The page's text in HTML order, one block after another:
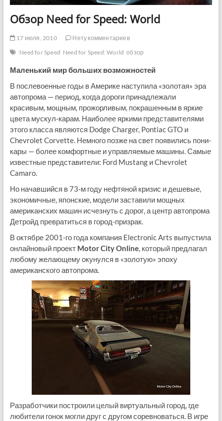
Обзор Need for Speed: World
17 июля, 2010
Нету комментариев
Need for Speed Need for Speed: World обзор
Маленький мир больших возможностей
В послевоенные годы в Америке наступила «золотая» эра
автопрома — период, когда дороги принадлежали
красивым, мощным, прожорливым, покрашенным в яркие
цвета мускул-карам. Наиболее яркими представителями
этого класса являются Dodge Charger, Pontiac GTO и
Chevrolet Corvette. Немного позже на свет появились пони-
кары — более комфортные и управляемые машины. Самые
известные представители: Ford Mustang и Chevrolet
Camaro.
Но начавшийся в 73-м году нефтяной кризис и дешевые,
экономичные, японские, модели заставили мощных
американских машин исчезнуть с дорог, а центр автопрома
Детройд превратиться в город-призрак.
В октябре 2001-го года компания Electronic Arts выпустила
онлайновый проект Motor City Online, который предлагал
любому желающему окунулся в «золотую» эпоху
американского автопрома.
Разработчики построили целый виртуальный город, где
любители гонок могли друг с другом соревноваться. В игре